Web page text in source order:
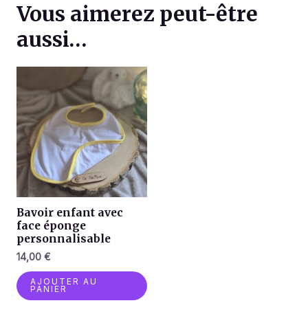
Vous aimerez peut-être
aussi…
Bavoir enfant avec
face éponge
personnalisable
14,00 €
AJOUTER AU
PANIER